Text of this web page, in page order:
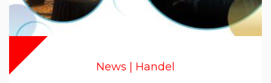
News | Handel